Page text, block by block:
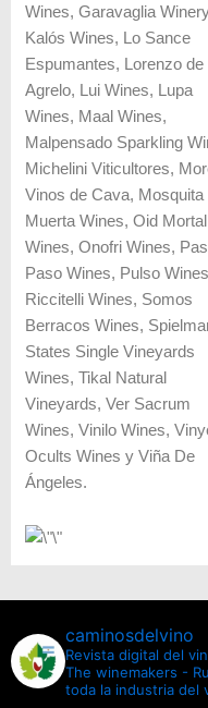
Wines, Garavaglia
Kalós Wines, Lo Sance
Espumantes, Lorenzo de
Agrelo, Lui Wines, Lupa
Wines, Maal Wines,
Malpensado Sparkling
Michelini Viticultores,
Vinos de Cava, Mosquita
Muerta Wines, Oid Mortal
Wines, Onofri Wines,
Paso Wines, Pulso
Riccitelli Wines, Somos
Berracos Wines,
States Single Vineyards
Wines, Tikal Natural
Vineyards, Ver Sacrum
Wines, Vinilo Wines,
Ocults Wines y Viña De
Ángeles.
caminosdelvino
Revista digital del
The winemakers -
toda la industria del